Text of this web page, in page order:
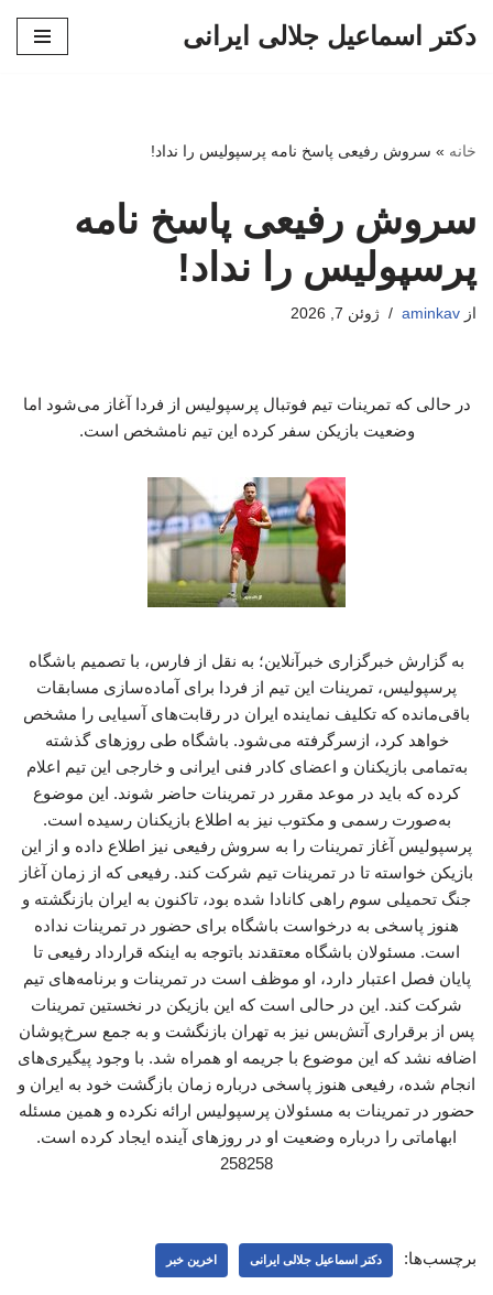
دکتر اسماعیل جلالی ایرانی
خانه » سروش رفیعی پاسخ نامه پرسپولیس را نداد!
سروش رفیعی پاسخ نامه
پرسپولیس را نداد!
از aminkav ژوئن 7, 2026
در حالی که تمرینات تیم فوتبال پرسپولیس از فردا آغاز می‌شود اما
وضعیت بازیکن سفر کرده این تیم نامشخص است.
به گزارش خبرگزاری خبرآنلاین؛ به نقل از فارس، با تصمیم باشگاه
پرسپولیس، تمرینات این تیم از فردا برای آماده‌سازی مسابقات
باقی‌مانده که تکلیف نماینده ایران در رقابت‌های آسیایی را مشخص
خواهد کرد، ازسرگرفته می‌شود. باشگاه طی روزهای گذشته
به‌تمامی بازیکنان و اعضای کادر فنی ایرانی و خارجی این تیم اعلام
کرده که باید در موعد مقرر در تمرینات حاضر شوند. این موضوع
به‌صورت رسمی و مکتوب نیز به اطلاع بازیکنان رسیده است.
پرسپولیس آغاز تمرینات را به سروش رفیعی نیز اطلاع داده و از این
بازیکن خواسته تا در تمرینات تیم شرکت کند. رفیعی که از زمان آغاز
جنگ تحمیلی سوم راهی کانادا شده بود، تاکنون به ایران بازنگشته و
هنوز پاسخی به درخواست باشگاه برای حضور در تمرینات نداده
است. مسئولان باشگاه معتقدند باتوجه‌ به اینکه قرارداد رفیعی تا
پایان فصل اعتبار دارد، او موظف است در تمرینات و برنامه‌های تیم
شرکت کند. این در حالی است که این بازیکن در نخستین تمرینات
پس از برقراری آتش‌بس نیز به تهران بازنگشت و به جمع سرخ‌پوشان
اضافه نشد که این موضوع با جریمه او همراه شد. با وجود پیگیری‌های
انجام شده، رفیعی هنوز پاسخی درباره زمان بازگشت خود به ایران و
حضور در تمرینات به مسئولان پرسپولیس ارائه نکرده و همین مسئله
ابهاماتی را درباره وضعیت او در روزهای آینده ایجاد کرده است.
258258
برچسب‌ها: دکتر اسماعیل جلالی ایرانی اخرین خبر